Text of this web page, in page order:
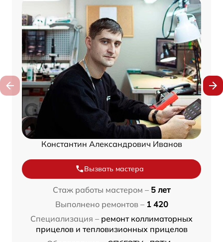
Константин Александрович Иванов
Вызвать мастера
Стаж работы мастером – 5 лет
Выполнено ремонтов – 1 420
Специализация – ремонт коллиматорных
прицелов и тепловизионных прицелов